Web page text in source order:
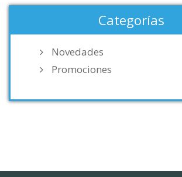
Categorías
Novedades
Promociones